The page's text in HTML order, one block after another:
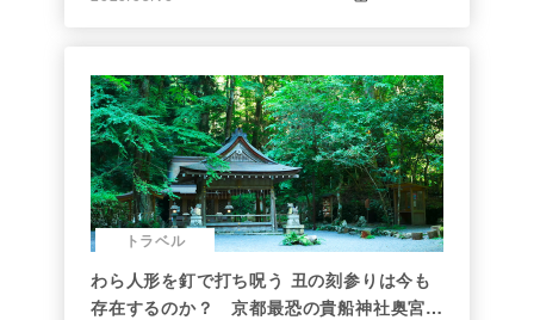
トラベル
わら人形を釘で打ち呪う 丑の刻参りは今も
存在するのか？ 京都最恐の貴船神社奥宮を